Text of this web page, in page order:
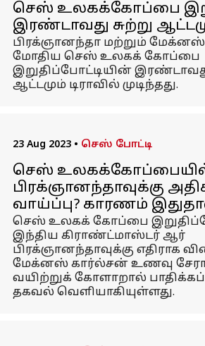
செஸ் உலகக்கோப்பை
இரண்டாவது சுற்று
பிரக்ஞானந்தா மற்றும்
மோதிய செஸ் உலகக் கோப்பை
இறுதிப்போட்டியின் இரண்டாவது
ஆட்டமும் டிராவில் முடிந்தது.
23 Aug 2023 • செஸ் போட்டி
செஸ்
பிரக்ஞானந்தாவுக்கு
வாய்ப்பு? காரணம்
செஸ் உலகக் கோப்பை
இந்திய கிராண்ட்மாஸ்டர் ஆர்
பிரக்ஞானந்தாவுக்கு எதிராக
மேக்னஸ் கார்ல்சன் உணவு
வயிற்றுக் கோளாறால்
தகவல் வெளியாகியுள்ளது.